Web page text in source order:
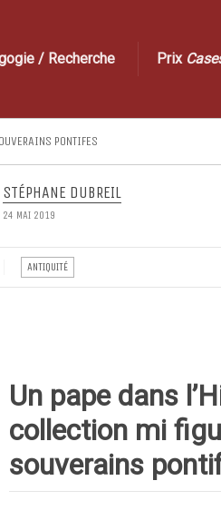
/ Recherche Prix
PONTIFES
STÉPHANE DUBREIL
24 MAI 2019
ANTIQUITÉ
Un pape dans
collection mi
souverains